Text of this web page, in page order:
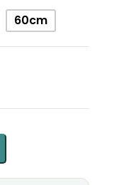
60cm